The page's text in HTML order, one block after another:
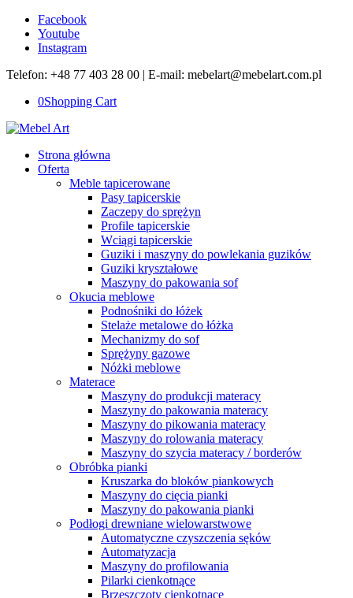
Facebook
Youtube
Instagram
Telefon: +48 77 403 28 00 | E-mail: mebelart@mebelart.com.pl
0Shopping Cart
Strona główna
Oferta
Meble tapicerowane
Pasy tapicerskie
Zaczepy do sprężyn
Profile tapicerskie
Wciągi tapicerskie
Guziki i maszyny do powlekania guzików
Guziki kryształowe
Maszyny do pakowania sof
Okucia meblowe
Podnośniki do łóżek
Stelaże metalowe do łóżka
Mechanizmy do sof
Sprężyny gazowe
Nóżki meblowe
Materace
Maszyny do produkcji materacy
Maszyny do pakowania materacy
Maszyny do pikowania materacy
Maszyny do rolowania materacy
Maszyny do szycia materacy / borderów
Obróbka pianki
Kruszarka do bloków piankowych
Maszyny do cięcia pianki
Maszyny do pakowania pianki
Podłogi drewniane wielowarstwowe
Automatyczne czyszczenia sęków
Automatyzacja
Maszyny do profilowania
Pilarki cienkotnące
Brzeszczoty cienkotnące